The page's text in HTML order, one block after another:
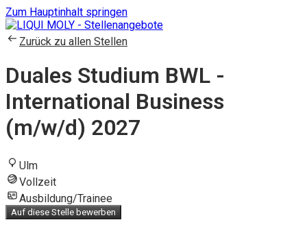
Zum Hauptinhalt springen
Zurück zu allen Stellen
Duales Studium BWL -
International Business
(m/w/d) 2027
Ulm
Vollzeit
Ausbildung/Trainee
Auf diese Stelle bewerben